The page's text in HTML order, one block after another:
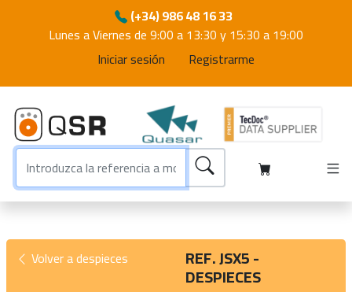
(+34) 986 48 16 33
Lunes a Viernes de 9:00 a 13:30 y 15:30 a 19:00
Iniciar sesión
Registrarme
Volver a despieces REF. JSX5 -
DESPIECES